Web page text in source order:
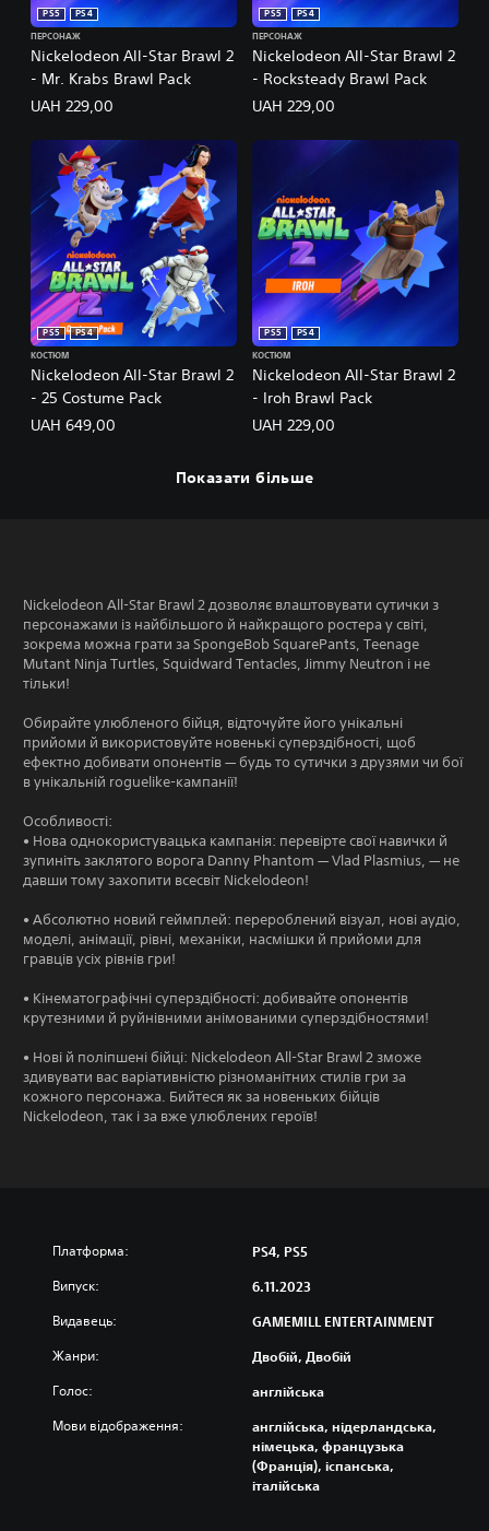
Nickelodeon All-Star Brawl 2
- Mr. Krabs Brawl Pack
PS5
PS4
ПЕРСОНАЖ
UAH 229,00
Nickelodeon All-Star Brawl 2
- Rocksteady Brawl Pack
PS5
PS4
ПЕРСОНАЖ
UAH 229,00
Nickelodeon All-Star Brawl 2
- 25 Costume Pack
PS5
PS4
КОСТЮМ
UAH 649,00
Nickelodeon All-Star Brawl 2
- Iroh Brawl Pack
PS5
PS4
КОСТЮМ
UAH 229,00
Показати більше
Nickelodeon All-Star Brawl 2 дозволяє влаштовувати сутички з
персонажами із найбільшого й найкращого ростера у світі,
зокрема можна грати за SpongeBob SquarePants, Teenage
Mutant Ninja Turtles, Squidward Tentacles, Jimmy Neutron і не
тільки!
Обирайте улюбленого бійця, відточуйте його унікальні
прийоми й використовуйте новенькі суперздібності, щоб
ефектно добивати опонентів — будь то сутички з друзями чи бої
в унікальній roguelike-кампанії!
Особливості:
• Нова однокористувацька кампанія: перевірте свої навички й
зупиніть заклятого ворога Danny Phantom — Vlad Plasmius, — не
давши тому захопити всесвіт Nickelodeon!
• Абсолютно новий геймплей: перероблений візуал, нові аудіо,
моделі, анімації, рівні, механіки, насмішки й прийоми для
гравців усіх рівнів гри!
• Кінематографічні суперздібності: добивайте опонентів
крутезними й руйнівними анімованими суперздібностями!
• Нові й поліпшені бійці: Nickelodeon All-Star Brawl 2 зможе
здивувати вас варіативністю різноманітних стилів гри за
кожного персонажа. Бийтеся як за новеньких бійців
Nickelodeon, так і за вже улюблених героїв!
Платформа: PS4, PS5
Випуск: 6.11.2023
Видавець: GAMEMILL ENTERTAINMENT
Жанри: Двобій, Двобій
Голос: англійська
Мови відображення:
англійська, нідерландська,
німецька, французька
(Франція), іспанська,
італійська